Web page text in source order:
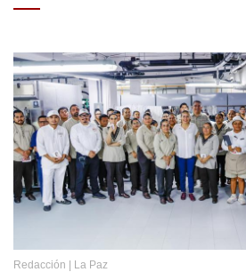
Redacción | La Paz